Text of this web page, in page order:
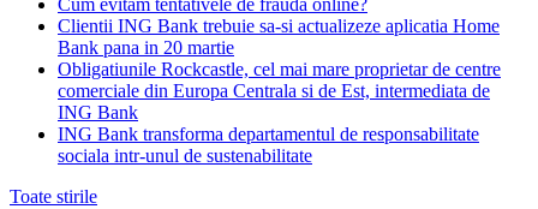
Cum evitam tentativele de frauda online?
Clientii ING Bank trebuie sa-si actualizeze aplicatia Home
Bank pana in 20 martie
Obligatiunile Rockcastle, cel mai mare proprietar de centre
comerciale din Europa Centrala si de Est, intermediata de
ING Bank
ING Bank transforma departamentul de responsabilitate
sociala intr-unul de sustenabilitate
Toate stirile